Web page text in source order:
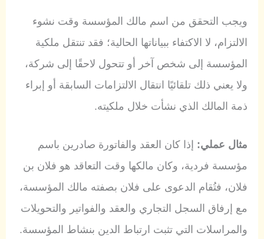
ويجب التحقق من اسم مالك المؤسسة وقت نشوء
الالتزام، لا الاكتفاء ببياناتها الحالية؛ فقد تنتقل ملكية
المؤسسة إلى شخص آخر أو تتحول لاحقًا إلى شركة،
ولا يعني ذلك تلقائيًا انتقال الالتزامات السابقة أو إبراء
ذمة المالك الذي نشأت خلال ملكيته.
مثال عملي: إذا كان العقد والفاتورة صادرين باسم
مؤسسة فردية، وكان مالكها وقت التعاقد هو فلان بن
فلان، فتُقام الدعوى على فلان بصفته مالك المؤسسة،
مع إرفاق السجل التجاري والعقد والفواتير والتحويلات
والمراسلات التي تثبت ارتباط الدين بنشاط المؤسسة.